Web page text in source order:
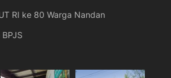
RI ke 80 Warga Nandan